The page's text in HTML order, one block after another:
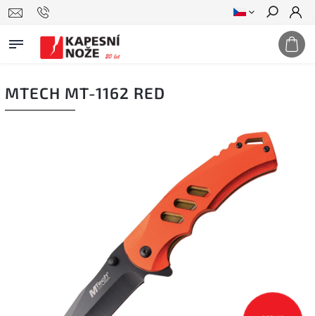
Hledat
MTECH MT-1162 RED